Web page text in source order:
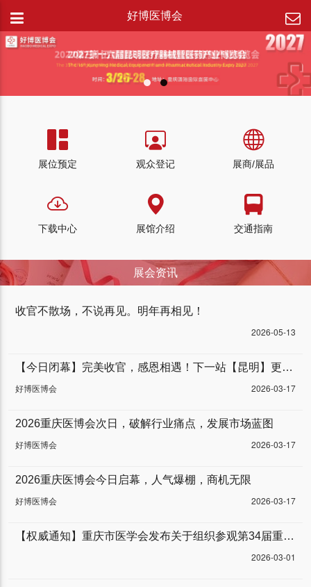
好博医博会
展位预定 观众登记 展商/展品
下载中心 展馆介绍 交通指南
展会资讯
收官不散场，不说再见。明年再相见！
2026-05-13
【今日闭幕】完美收官，感恩相遇！下一站【昆明】更精彩。
好博医博会
2026-03-17
2026重庆医博会次日，破解行业痛点，发展市场蓝图
好博医博会
2026-03-17
2026重庆医博会今日启幕，人气爆棚，商机无限
好博医博会
2026-03-17
【权威通知】重庆市医学会发布关于组织参观第34届重庆医博会的通知
2026-03-01